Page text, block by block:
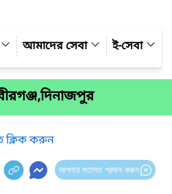
আমাদের সেবা ই-সেবা
ক্লিক করুন
আপনার মতামত প্রদান করুন